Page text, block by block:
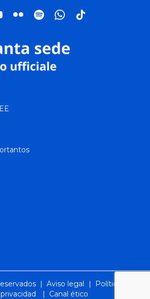
flickr spotifywhatsapp
tik
| Aviso legal |
Política de
| Canal ético